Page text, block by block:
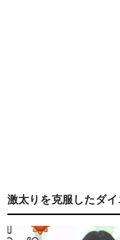
激太りを克服したダ